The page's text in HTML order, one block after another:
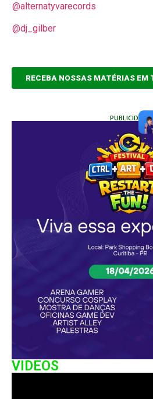
@alternatyvarecords
@dj_gilber
RECEBA NOSSAS MATÉRIAS EM
PUBLICIDADE
VIDEOS